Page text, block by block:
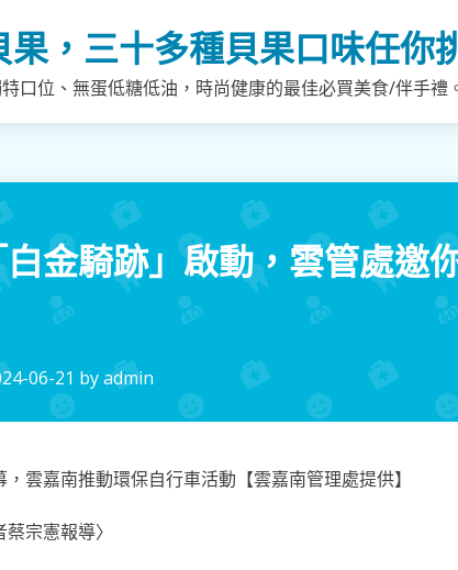
果，三十多種貝果口味任你
口位、無蛋低糖低油，時尚健康的最佳必買美食/伴手禮
金騎跡」啟動，雲管處邀
06-21 byadmin
，雲嘉南推動環保自行車活動【雲嘉南管理處提供】
蔡宗憲報導〉